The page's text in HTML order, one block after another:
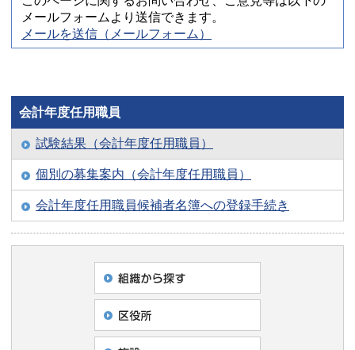
メールフォームより送信できます。
メールを送信（メールフォーム）
会計年度任用職員
試験結果（会計年度任用職員）
個別の募集案内（会計年度任用職員）
会計年度任用職員候補者名簿への登録手続き